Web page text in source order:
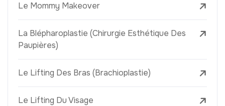
Le Mommy Makeover
La Blépharoplastie (Chirurgie Esthétique Des
Paupières)
Le Lifting Des Bras (Brachioplastie)
Le Lifting Du Visage